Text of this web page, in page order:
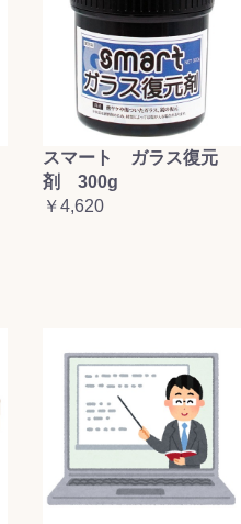
スマート ガラス復元
剤 300g
￥4,620